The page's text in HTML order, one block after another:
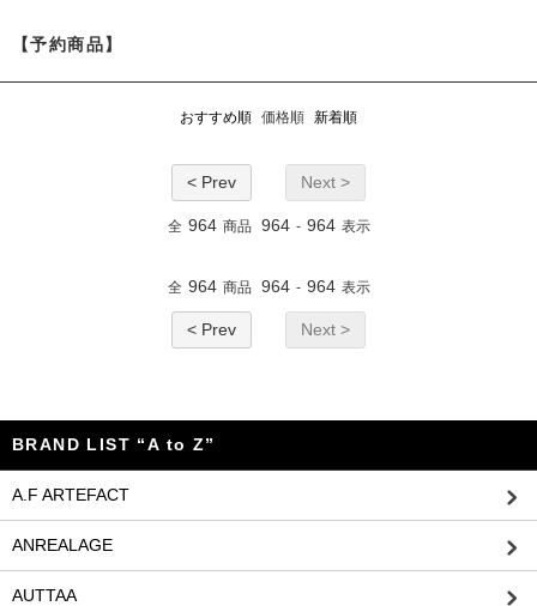
【予約商品】
おすすめ順 価格順 新着順
< Prev Next >
全 964 商品 964 - 964 表示
全 964 商品 964 - 964 表示
< Prev Next >
BRAND LIST “A to Z”
A.F ARTEFACT
ANREALAGE
AUTTAA